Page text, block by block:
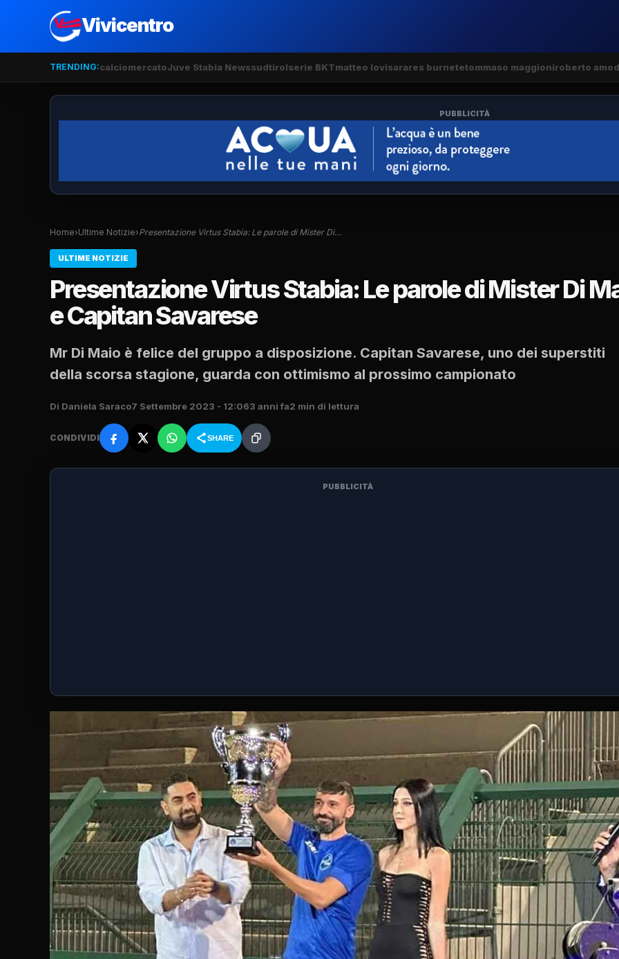
Vivicentro
TRENDING:calciomercatoJuve Stabia Newssudtirolserie BKTmatteo lovisarares burnetetommaso maggioniroberto
PUBBLICITÀ
Home›Ultime Notizie›Presentazione Virtus Stabia: Le parole di Mister Di…
ULTIME NOTIZIE
Presentazione Virtus Stabia: Le parole di Mister Di
e Capitan Savarese
Mr Di Maio è felice del gruppo a disposizione. Capitan Savarese, uno dei superstiti
della scorsa stagione, guarda con ottimismo al prossimo campionato
Di Daniela Saraco7 Settembre 2023 - 12:063 anni fa2 min di lettura
CONDIVIDI SHARE
PUBBLICITÀ